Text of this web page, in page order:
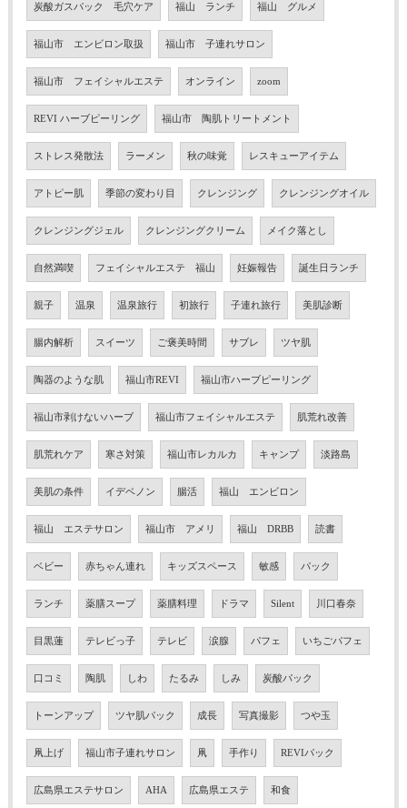
炭酸ガスパック 毛穴ケア 福山 ランチ 福山 グルメ
福山市 エンビロン取扱 福山市 子連れサロン
福山市 フェイシャルエステ オンライン zoom
REVI ハーブピーリング 福山市 陶肌トリートメント
ストレス発散法 ラーメン 秋の味覚 レスキューアイテム
アトピー肌 季節の変わり目 クレンジング クレンジングオイル
クレンジングジェル クレンジングクリーム メイク落とし
自然満喫 フェイシャルエステ 福山 妊娠報告 誕生日ランチ
親子 温泉 温泉旅行 初旅行 子連れ旅行 美肌診断
腸内解析 スイーツ ご褒美時間 サブレ ツヤ肌
陶器のような肌 福山市REVI 福山市ハーブピーリング
福山市剥けないハーブ 福山市フェイシャルエステ 肌荒れ改善
肌荒れケア 寒さ対策 福山市レカルカ キャンプ 淡路島
美肌の条件 イデベノン 腸活 福山 エンビロン
福山 エステサロン 福山市 アメリ 福山 DRBB 読書
ベビー 赤ちゃん連れ キッズスペース 敏感 パック
ランチ 薬膳スープ 薬膳料理 ドラマ Silent 川口春奈
目黒蓮 テレビっ子 テレビ 涙腺 パフェ いちごパフェ
口コミ 陶肌 しわ たるみ しみ 炭酸パック
トーンアップ ツヤ肌パック 成長 写真撮影 つや玉
凧上げ 福山市子連れサロン 凧 手作り REVIパック
広島県エステサロン AHA 広島県エステ 和食